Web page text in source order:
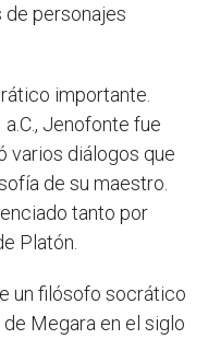
personajes
importante.
Jenofonte fue
varios diálogos que
de su maestro.
tanto por
Platón.
un filósofo socrático
Megara en el siglo